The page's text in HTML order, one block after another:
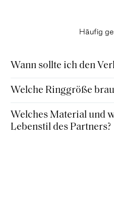
Häufig
Wann sollte ich den
Welche Ringgröße
Welches Material und
Lebenstil des Partners?